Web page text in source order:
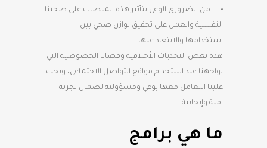
من الضروري الوعي بتأثير هذه المنصات على صحتنا
النفسية والعمل على تحقيق توازن صحي بين
استخدامها والابتعاد عنها.
هذه بعض التحديات الأخلاقية وقضايا الخصوصية التي
تواجهنا عند استخدام مواقع التواصل الاجتماعي، ويجب
علينا التعامل معها بوعي ومسؤولية لضمان تجربة
آمنة وإيجابية.
ما هي برامج